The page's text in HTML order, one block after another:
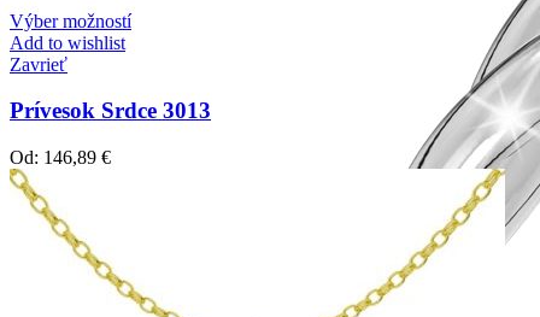
Výber možností
Add to wishlist
Zavrieť
Prívesok Srdce 3013
Od: 146,89 €